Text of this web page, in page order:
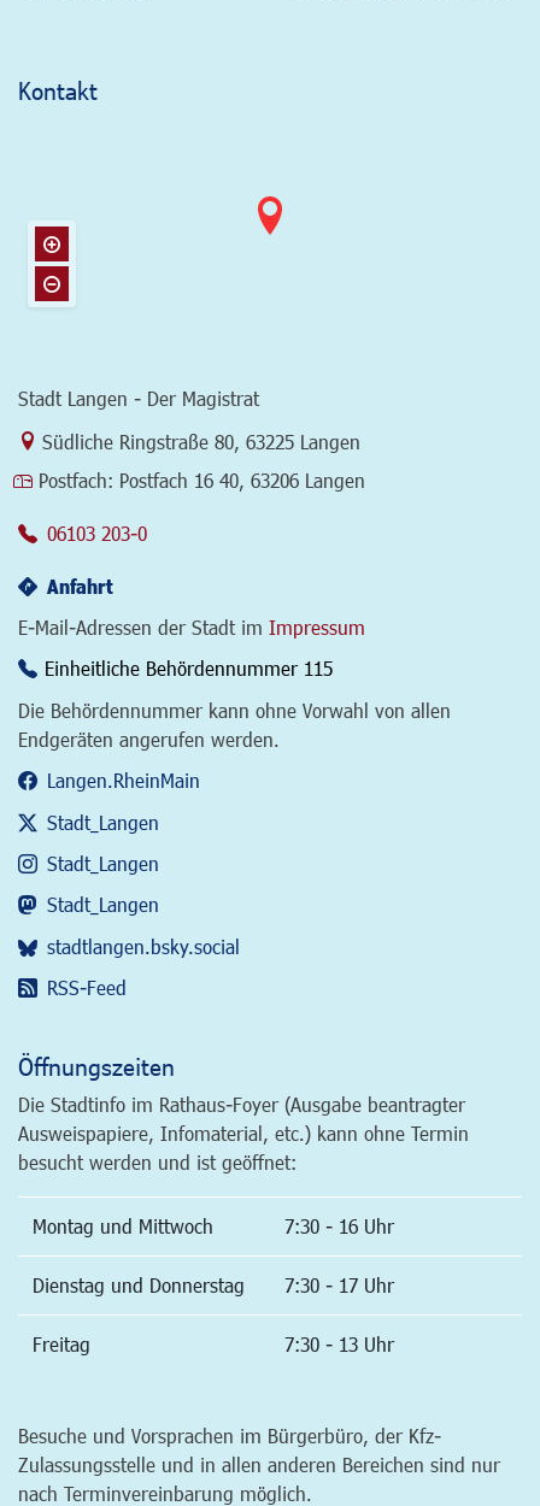
Kontakt
Stadt Langen - Der Magistrat
Link zur Google-Maps Navigation
Südliche Ringstraße 80 63225 Langen
Postfach: Postfach 16 40, 63206 Langen
06103 203-0
Anfahrt
E-Mail-Adressen der Stadt im Impressum
Einheitliche Behördennummer 115
Die Behördennummer kann ohne Vorwahl von allen
Endgeräten angerufen werden.
Langen.RheinMain
Stadt_Langen
Stadt_Langen
Stadt_Langen
stadtlangen.bsky.social
RSS-Feed
Öffnungszeiten
Die Stadtinfo im Rathaus-Foyer (Ausgabe beantragter
Ausweispapiere, Infomaterial, etc.) kann ohne Termin
besucht werden und ist geöffnet:
Montag und Mittwoch 7:30 - 16 Uhr
Dienstag und Donnerstag 7:30 - 17 Uhr
Freitag 7:30 - 13 Uhr
Besuche und Vorsprachen im Bürgerbüro, der Kfz-
Zulassungsstelle und in allen anderen Bereichen sind nur
nach Terminvereinbarung möglich.